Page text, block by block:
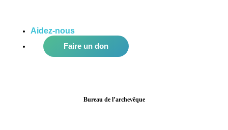
Aidez-nous
Faire un don
Bureau de l’archevêque